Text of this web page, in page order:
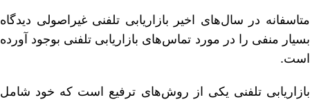
متاسفانه در سال‌های اخیر بازاریابی تلفنی غیراصولی دیدگاه
بسیار منفی را در مورد تماس‌های بازاریابی تلفنی بوجود آورده
است.
بازاریابی تلفنی یکی از روش‌های ترفیع است که خود شامل